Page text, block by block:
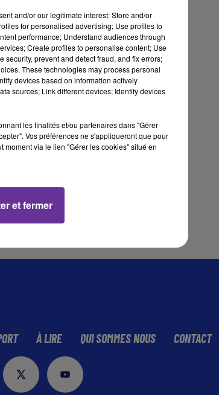
27/5/2022
À LIRE QUI SOMMES NOUS CONTACT
and/or our legitimate interest: Store and/or
for personalised advertising; Use profiles to
performance; Understand audiences through
Create profiles to personalise content; Use
prevent and detect fraud, and fix errors;
These technologies may process personal
devices based on information actively
sources; Link different devices; Identify devices
les finalités et/ou partenaires dans "Gérer
Vos préférences ne s'appliqueront que pour
moment via le lien "Gérer les cookies" situé en
et fermer